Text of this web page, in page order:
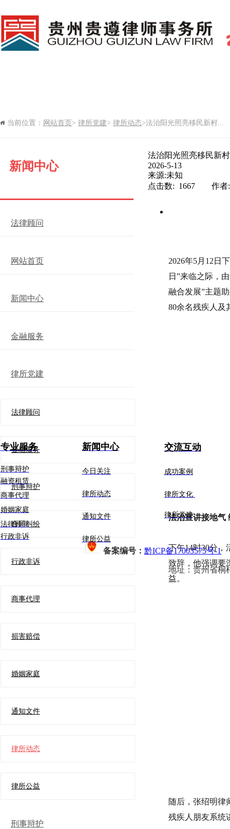
律所期刊
当前位置： 网站首页 > 律所党建> 律所动态>法治阳光照亮移民新村...
新闻中心
法律顾问
网站首页
新闻中心
金融服务
律所党建
法律顾问
金融服务
刑事辩护
合同纠纷
行政非诉
商事代理
损害赔偿
婚姻家庭
通知文件
律所动态
律所公益
刑事辩护
法治阳光照亮移民新
2026-5-13
来源:未知
点击数: 1667 作者:
2026年5月12日
日”来临之际，
融合发展”主题
80余名残疾人及
法治宣讲接地气
下午14时30分，
致辞，他强调要
益。
随后，张绍明律
残疾人朋友系统
专业服务
刑事辩护
融资租赁
商事代理
婚姻家庭
法律顾问
行政非诉
新闻中心
今日关注
律所动态
通知文件
律所公益
交流互动
成功案例
律所文化
律所党建
备案编号：黔ICP备17003575号-1
地址： 贵州省桐